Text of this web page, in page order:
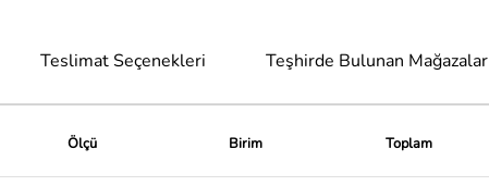
Teslimat Seçenekleri Teşhirde Bulunan Mağazalar
Ölçü Birim Toplam